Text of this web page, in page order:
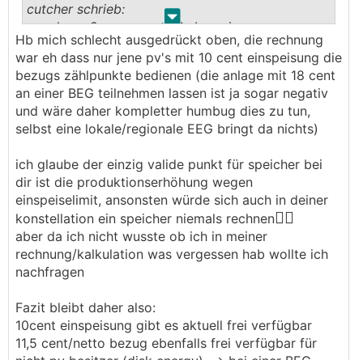
. .
cutcher schrieb:
annahme: 2 pv erzeuger haben einen
einspeisetarif mit 10cent fix, 1 pv erzeuger 18
cent fix
disk energy für nicht pv erzeuger --> 11,5cent
netto
───────────────
Situation, wo sich keine Batterie rechnet, auch
wenn sie 0 Euro kostet. Und eine EG sollte man
bei diesen Preisen auch nicht machen.
Frage in die allgemeine Runde:
Wer von euch bekommt derzeit fix 18 ct / kWh
für das Einspeisen (scheinbar ohne
Bezugspreis von 11,5 ct / kWh netto ?
.
Ich hätte auch gerne 18 cent, auch wenn es nur
Hb mich schlecht ausgedrückt oben, die rechnung
war eh dass nur jene pv's mit 10 cent einspeisung die
bezugs zählpunkte bedienen (die anlage mit 18 cent
an einer BEG teilnehmen lassen ist ja sogar negativ
und wäre daher kompletter humbug dies zu tun,
selbst eine lokale/regionale EEG bringt da nichts)
ich glaube der einzig valide punkt für speicher bei
dir ist die produktionserhöhung wegen
einspeiselimit, ansonsten würde sich auch in deiner
konstellation ein speicher niemals rechnen🤷‍♀️
aber da ich nicht wusste ob ich in meiner
rechnung/kalkulation was vergessen hab wollte ich
nachfragen
Fazit bleibt daher also:
10cent einspeisung gibt es aktuell frei verfügbar
11,5 cent/netto bezug ebenfalls frei verfügbar für